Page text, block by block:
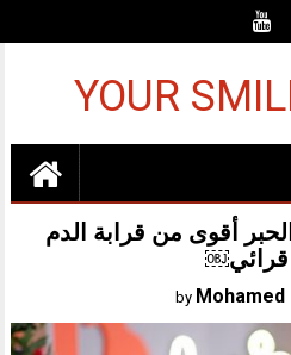
YOUR
أقوى من قرابة الدم
قرائي￼
Mohamed